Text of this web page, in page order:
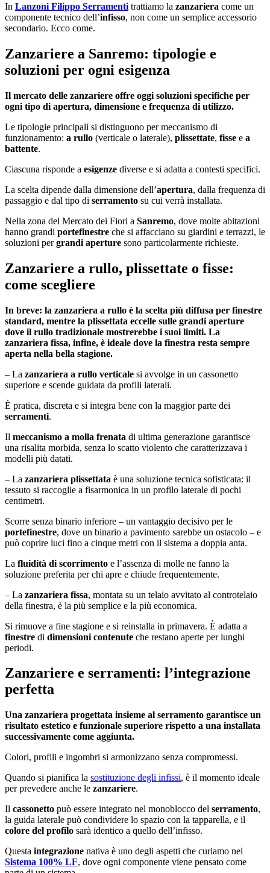
In Lanzoni Filippo Serramenti trattiamo la zanzariera come un
componente tecnico dell’infisso, non come un semplice accessorio
secondario. Ecco come.
Zanzariere a Sanremo: tipologie e
soluzioni per ogni esigenza
Il mercato delle zanzariere offre oggi soluzioni specifiche per
ogni tipo di apertura, dimensione e frequenza di utilizzo.
Le tipologie principali si distinguono per meccanismo di
funzionamento: a rullo (verticale o laterale), plissettate, fisse e a
battente.
Ciascuna risponde a esigenze diverse e si adatta a contesti specifici.
La scelta dipende dalla dimensione dell’apertura, dalla frequenza di
passaggio e dal tipo di serramento su cui verrà installata.
Nella zona del Mercato dei Fiori a Sanremo, dove molte abitazioni
hanno grandi portefinestre che si affacciano su giardini e terrazzi, le
soluzioni pergrandi aperture sono particolarmente richieste.
Zanzariere a rullo, plissettate o fisse:
come scegliere
In breve: la zanzariera a rullo è la scelta più diffusa per finestre
standard, mentre la plissettata eccelle sulle grandi aperture
dove il rullo tradizionale mostrerebbe i suoi limiti. La
zanzariera fissa, infine, è ideale dove la finestra resta sempre
aperta nella bella stagione.
– La zanzariera a rullo verticale si avvolge in un cassonetto
superiore e scende guidata da profili laterali.
È pratica, discreta e si integra bene con la maggior parte dei
serramenti.
Il meccanismo a molla frenata di ultima generazione garantisce
una risalita morbida, senza lo scatto violento che caratterizzava i
modelli più datati.
– La zanzariera plissettata è una soluzione tecnica sofisticata: il
tessuto si raccoglie a fisarmonica in un profilo laterale di pochi
centimetri.
Scorre senza binario inferiore – un vantaggio decisivo per le
portefinestre, dove un binario a pavimento sarebbe un ostacolo – e
può coprire luci fino a cinque metri con il sistema a doppia anta.
La fluidità di scorrimento e l’assenza di molle ne fanno la
soluzione preferita per chi apre e chiude frequentemente.
– La zanzariera fissa, montata su un telaio avvitato al controtelaio
della finestra, è la più semplice e la più economica.
Si rimuove a fine stagione e si reinstalla in primavera. È adatta a
finestre di dimensioni contenute che restano aperte per lunghi
periodi.
Zanzariere e serramenti: l’integrazione
perfetta
Una zanzariera progettata insieme al serramento garantisce un
risultato estetico e funzionale superiore rispetto a una installata
successivamente come aggiunta.
Colori, profili e ingombri si armonizzano senza compromessi.
Quando si pianifica la sostituzione degli infissi, è il momento ideale
per prevedere anche le zanzariere.
Il cassonetto può essere integrato nel monoblocco del serramento,
la guida laterale può condividere lo spazio con la tapparella, e il
colore del profilo sarà identico a quello dell’infisso.
Questa integrazione nativa è uno degli aspetti che curiamo nel
Sistema 100% LF, dove ogni componente viene pensato come